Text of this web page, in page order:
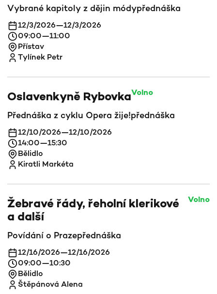
Vybrané kapitoly z dějin módypřednáška
12/3/2026—12/3/2026
09:00—11:00
Přístav
Tylínek Petr
Oslavenkyně RybovkaVolno
Přednáška z cyklu Opera žije!přednáška
12/10/2026—12/10/2026
14:00—15:30
Bělidlo
Kiratli Markéta
Žebravé řády, řeholní klerikové
a další
Volno
Povídání o Prazepřednáška
12/16/2026—12/16/2026
09:00—10:30
Bělidlo
Štěpánová Alena